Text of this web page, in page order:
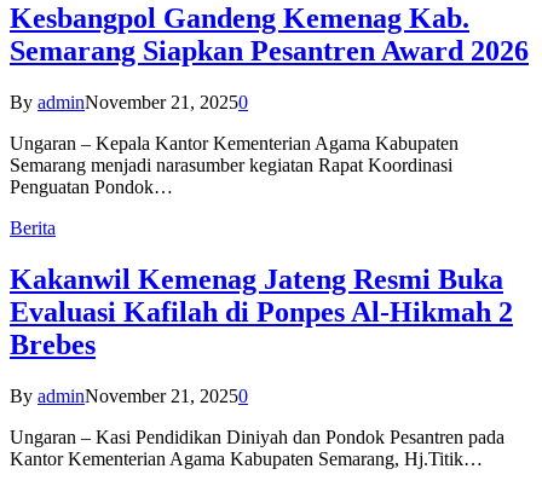
Kesbangpol Gandeng Kemenag Kab.
Semarang Siapkan Pesantren Award 2026
By adminNovember 21, 20250
Ungaran – Kepala Kantor Kementerian Agama Kabupaten
Semarang menjadi narasumber kegiatan Rapat Koordinasi
Penguatan Pondok…
Berita
Kakanwil Kemenag Jateng Resmi Buka
Evaluasi Kafilah di Ponpes Al-Hikmah 2
Brebes
By adminNovember 21, 20250
Ungaran – Kasi Pendidikan Diniyah dan Pondok Pesantren pada
Kantor Kementerian Agama Kabupaten Semarang, Hj.Titik…